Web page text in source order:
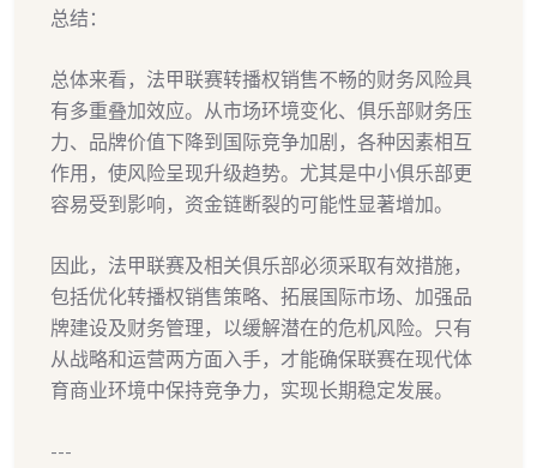
总结：
总体来看，法甲联赛转播权销售不畅的财务风险具
有多重叠加效应。从市场环境变化、俱乐部财务压
力、品牌价值下降到国际竞争加剧，各种因素相互
作用，使风险呈现升级趋势。尤其是中小俱乐部更
容易受到影响，资金链断裂的可能性显著增加。
因此，法甲联赛及相关俱乐部必须采取有效措施，
包括优化转播权销售策略、拓展国际市场、加强品
牌建设及财务管理，以缓解潜在的危机风险。只有
从战略和运营两方面入手，才能确保联赛在现代体
育商业环境中保持竞争力，实现长期稳定发展。
---